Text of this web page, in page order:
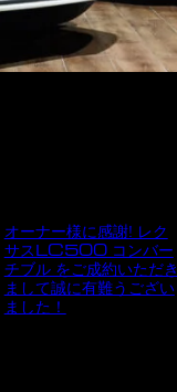
オーナー様に感謝! レク
サスLC500 コンバー
チブル をご成約いただき
まして誠に有難うござい
ました！